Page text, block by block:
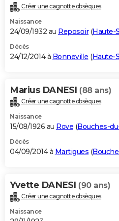
Créer une cagnotte obsèques
Naissance
24/09/1932 au Reposoir(Haute-
Décès
24/12/2014 à Bonneville (Haute-
Marius DANESI (88 ans)
Créer une cagnotte obsèques
Naissance
15/08/1926 au Rove (Bouches-
Décès
04/09/2014 à Martigues (
Yvette DANESI (90 ans)
Créer une cagnotte obsèques
Naissance